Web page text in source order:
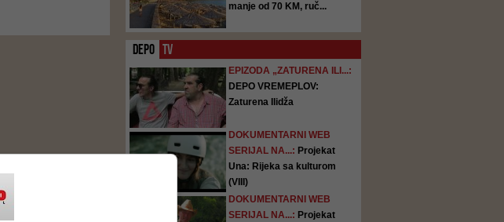
manje od 70 KM, ruč...
DEPO TV
EPIZODA „ZATURENA ILI...:
DEPO VREMEPLOV:
Zaturena Ilidža
DOKUMENTARNI WEB
SERIJAL NA...: Projekat
Una: Rijeka sa kulturom
(VIII)
DOKUMENTARNI WEB
SERIJAL NA...: Projekat